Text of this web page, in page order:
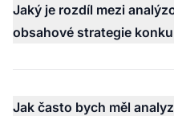
Jaký je rozdíl mezi
obsahové strategie
Jak často bych měl